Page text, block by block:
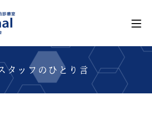
タッフのひとり言